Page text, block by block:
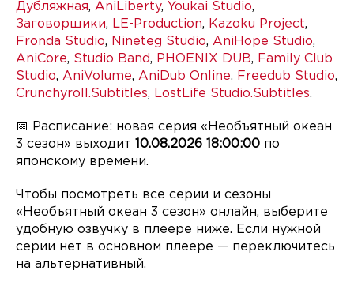
Дубляжная, AniLiberty, Youkai Studio,
Заговорщики, LE-Production, Kazoku Project,
Fronda Studio, Nineteg Studio, AniHope Studio,
AniCore, Studio Band, PHOENIX DUB, Family Club
Studio, AniVolume, AniDub Online, Freedub Studio,
Crunchyroll.Subtitles, LostLife Studio.Subtitles.
📅 Расписание: новая серия «Необъятный океан
3 сезон» выходит
10.08.2026 18:00:00 по
японскому времени.
Чтобы посмотреть все серии и сезоны
«Необъятный океан 3 сезон» онлайн, выберите
удобную озвучку в плеере ниже. Если нужной
серии нет в основном плеере — переключитесь
на альтернативный.